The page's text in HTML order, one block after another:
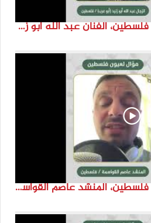
انتماء2021: موال لعيون فلسطين، الفنان عبد الله ابو زنيد، فلسطين
انتماء2021: موال لعيون فلسطين، المنشد عاصم القواسمة، الاردن